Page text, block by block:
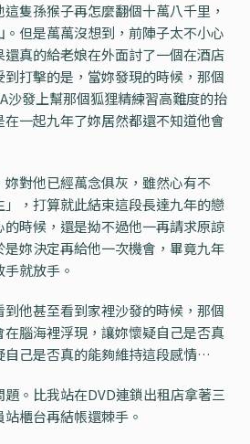
隻孫猴子再怎麼翻個十萬八千里，
但是萬萬沒想到，前陣子太不小心
真的給老娘在外面討了一個在酒店
打擊的是，當妳發現的時候，那個
沙發上幫那個狐狸精練習高難度的抬
一起九年了妳居然都還不知道他會
對他已經萬念俱灰，雖然心有不
，打算就此結束這段長達九年的戀
時候，還是拗不過他一再請求原諒
妳決定再給他一次機會，畢竟九年
就放手。
他甚至看到家裡沙發的時候，那個
腦海裡浮現，讓妳懷疑自己是否真
自己是否真的能夠維持這段感情…
。比我站在DVD連鎖出租店拿著三
櫃台再結帳還棘手。